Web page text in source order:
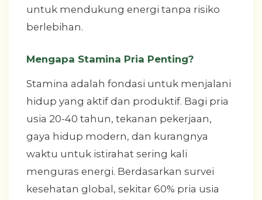
untuk mendukung energi tanpa risiko
berlebihan.
Mengapa Stamina Pria Penting?
Stamina adalah fondasi untuk menjalani
hidup yang aktif dan produktif. Bagi pria
usia 20-40 tahun, tekanan pekerjaan,
gaya hidup modern, dan kurangnya
waktu untuk istirahat sering kali
menguras energi. Berdasarkan survei
kesehatan global, sekitar 60% pria usia